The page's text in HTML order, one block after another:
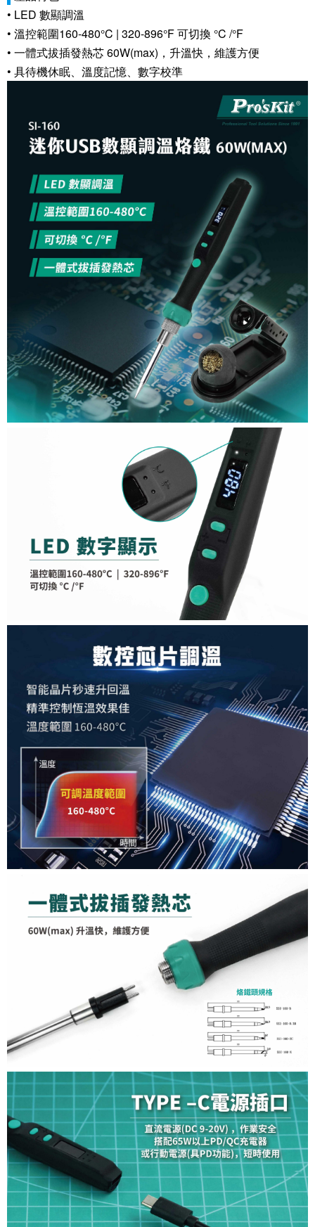
• LED 數顯調溫
• 溫控範圍160-480°C | 320-896°F 可切換 °C /°F
• 一體式拔插發熱芯 60W(max)，升溫快，維護方便
• 具待機休眠、溫度記憶、數字校準